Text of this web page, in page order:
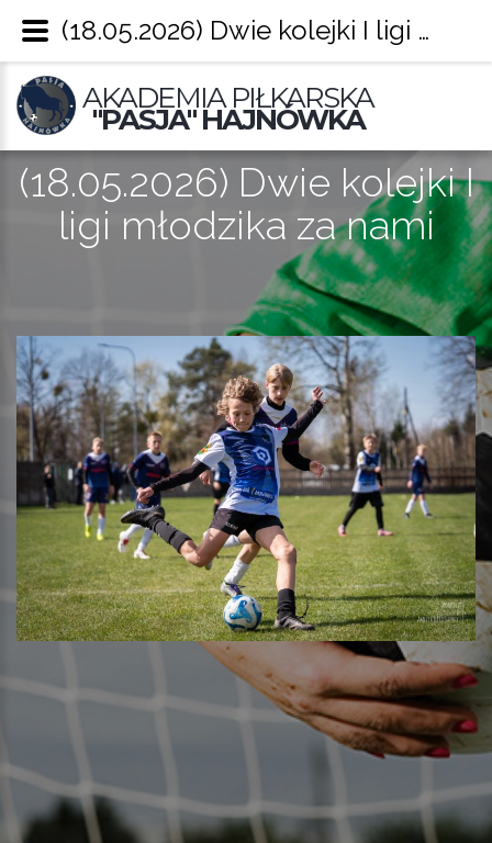
AKADEMIA PIŁKARSKA
"PASJA" HAJNÓWKA
(18.05.2026) Dwie kolejki I
ligi młodzika za nami
(18.05.2026) Dwie kolejki I ligi młodzika za nami – Pasja Hajnówka